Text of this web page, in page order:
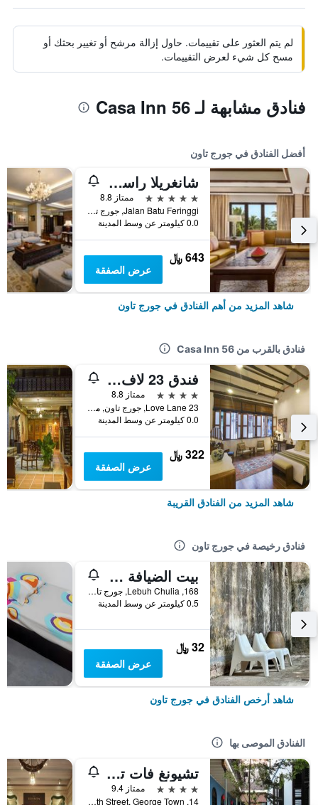
لم يتم العثور على تقييمات. حاول إزالة مرشح أو تغيير بحثك أو
مسح كل شيء لعرض التقييمات.
فنادق مشابهة لـ Casa Inn 56
أفضل الفنادق في جورج تاون
شانغريلا راسا سايانغ، بينانغ
5 نجوم
ممتاز 8.8
Jalan Batu Feringgi, جورج تاون, ماليزيا
0.0 كيلومتر عن وسط المدينة
643 ﷼
عرض الصفقة
شاهد المزيد من أهم الفنادق في جورج تاون
فنادق بالقرب من Casa Inn 56
فندق 23 لاف لين
4 نجوم
ممتاز 8.8
23 Love Lane, جورج تاون, ماليزيا
0.0 كيلومتر عن وسط المدينة
322 ﷼
عرض الصفقة
شاهد المزيد من الفنادق القريبة
فنادق رخيصة في جورج تاون
بيت الضيافة ذا فريم
168, Lebuh Chulia, جورج تاون, ماليزيا
0.5 كيلومتر عن وسط المدينة
32 ﷼
عرض الصفقة
شاهد أرخص الفنادق في جورج تاون
الفنادق الموصى بها
تشيونغ فات تزي - القصر الأزرق
4 نجوم
ممتاز 9.4
14, Leith Street, George Town, جورج تاون, ماليزيا